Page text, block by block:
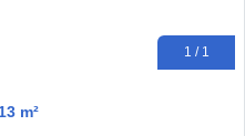
1 / 1
m²